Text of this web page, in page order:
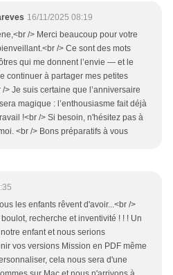
16/11/2025 08:19
/> Merci beaucoup pour votre
/> Ce sont des mots
qui me donnent l’envie — et le
continuer à partager mes petites
> Je suis certaine que l’anniversaire
magique : l’enthousiasme fait déjà
!<br /> Si besoin, n'hésitez pas à
<br /> Bons préparatifs à vous
les enfants rêvent d'avoir...<br />
recherche et inventivité ! ! ! Un
enfant et nous serions
vos versions Mission en PDF même
cela nous sera d'une